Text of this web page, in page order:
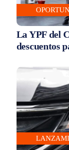
La YPF del
descuentos